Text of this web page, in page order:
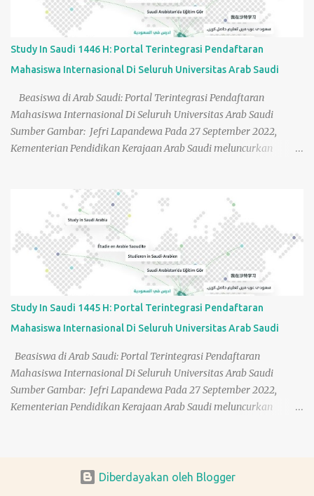
(2023) berlokasi di 4 (empat) tempat: Kampus LIPIA Jakarta,
Kampus LIPIA Banda Aceh, Kampus LIPIA Medan dan Kampus
LIPIA Surabaya. Semua perkuliahan yang diajarkan di LIPIA
disampaikan dalam bahasa Arab dan sekitar 80–90 persen
pengajarnya berasal dari Arab Saudi. Lembaga memiliki standar
penerimaan yang sangat tinggi, di mana hanya 200 siswa yang
diterima dari 2000 pelamar. Begitu me...
Study In Saudi 1446 H: Portal Terintegrasi Pendaftaran
Mahasiswa Internasional Di Seluruh Universitas Arab Saudi
Beasiswa di Arab Saudi: Portal Terintegrasi Pendaftaran
Mahasiswa Internasional Di Seluruh Universitas Arab Saudi
Sumber Gambar: Jefri Lapandewa Pada 27 September 2022,
Kementerian Pendidikan Kerajaan Arab Saudi meluncurkan
mahasiswa internasional pada universitas-universitas negeri di
seluruh Kerajaan Arab Saudi (KSA). Sebulan kemudian (22 Oktober
2022), platform ini dipublikasikan secara resmi dan luas pada
acara the International Education Show (Expo) 2022 di Kota
Sharjah Uni Emirates Arab dan kemudian sudah diserbu oleh
lebih 50.000 pengajuan calon mahasiswa dari seluruh dunia.
Acara Peluncuran ke publik Portal terpadu "Study in Saudi" pada
tahun 2024 diselenggarakan dalam rangka pendaftaran lebih dari
30 Universitas Arab Saudi bertempat di Gedung Konferensi Saraj
Venue, Hattian, Provinsi Riyadh, Kementerian Pendidikan Arab
Sa...
Study In Saudi 1445 H: Portal Terintegrasi Pendaftaran
Mahasiswa Internasional Di Seluruh Universitas Arab Saudi
Beasiswa di Arab Saudi: Portal Terintegrasi Pendaftaran
Mahasiswa Internasional Di Seluruh Universitas Arab Saudi
Sumber Gambar: Jefri Lapandewa Pada 27 September 2022,
Kementerian Pendidikan Kerajaan Arab Saudi meluncurkan
seluruh Kerajaan Arab Saudi (KSA). Sebulan kemudian (22 Oktober
Diberdayakan oleh Blogger